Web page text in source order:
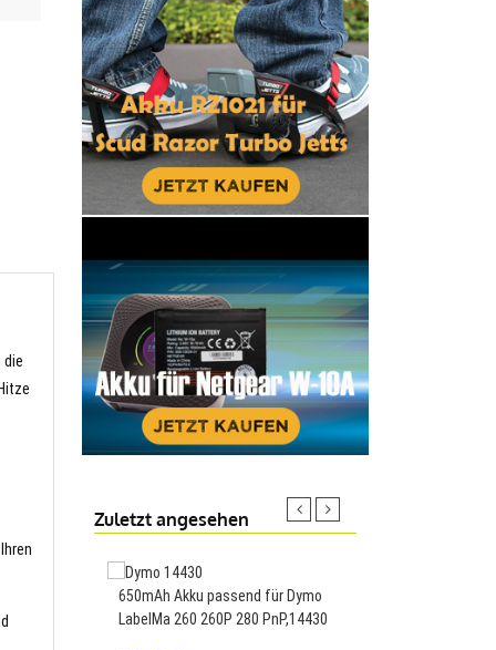
die
Zuletzt angesehen
650mAh Akku passend für Dymo
LabelMa 260 260P 280 PnP,14430